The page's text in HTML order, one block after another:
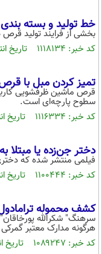
خط تولید و بسته
بخشی از فرایند تولید
کد خبر: ۱۱۱۸۱۳۴ تاریخ انتشار : ۱۴۰۴/۰۹/۰۷
تمیز کردن مبل با
قرص ماشین ظرفشویی
سطوح پارچه‌ای است.
کد خبر: ۱۱۱۶۳۳۴ تاریخ انتشار : ۱۴۰۴/۰۹/۰۱
دختر جن‌زده یا
فیلمی منتشر شده که
کد خبر: ۱۱۰۰۴۴۴ تاریخ انتشار : ۱۴۰۴/۰۷/۱۳
کشف محموله
هرگونه مدارک معتبر
کد خبر: ۱۰۸۹۲۴۷ تاریخ انتشار : ۱۴۰۴/۰۶/۰۵